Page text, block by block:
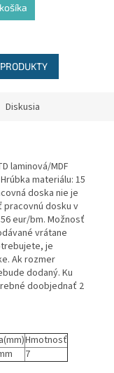
Diskusia
laminová/MDF
materiálu: 15
doska nie je
dosku v
eur/bm. Možnosť
vrátane
je
Ak rozmer
dodaný. Ku
doobjednať 2
Hmotnosť
7